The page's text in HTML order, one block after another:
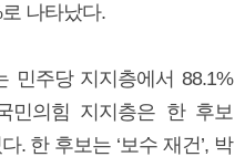
나타났다.
민주당 지지층에서 88.1%
민의힘 지지층은 한 후보
. 한 후보는 ‘보수 재건’, 박